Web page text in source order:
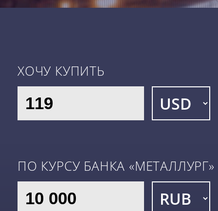
ХОЧУ КУПИТЬ
ПО КУРСУ БАНКА «МЕТАЛЛУРГ»